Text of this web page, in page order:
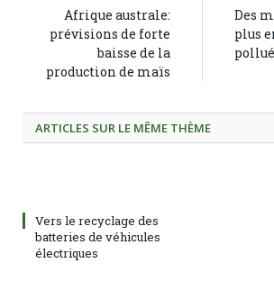
Afrique australe:
prévisions de forte
baisse de la
production de maïs
Des
plus
ARTICLES SUR LE MÊME THÈME
Vers le recyclage des
batteries de véhicules
électriques